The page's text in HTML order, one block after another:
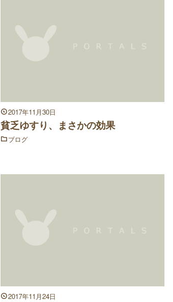
2017年11月30日
貧乏ゆすり、まさかの効果
ブログ
2017年11月24日